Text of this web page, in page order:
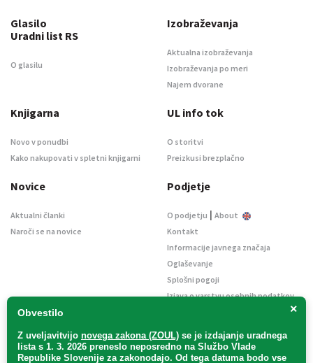
×
Obvestilo
Z uveljavitvijo novega zakona (ZOUL) se je izdajanje uradnega
lista s 1. 3. 2026 preneslo neposredno na Službo Vlade
Republike Slovenije za zakonodajo. Od tega datuma bodo vse
Glasilo
Uradni list RS
O glasilu
Izobraževanja
Aktualna izobraževanja
Izobraževanja po meri
Najem dvorane
Knjigarna
Novo v ponudbi
Kako nakupovati v spletni knjigarni
UL info tok
O storitvi
Preizkusi brezplačno
Novice
Aktualni članki
Naroči se na novice
Podjetje
O podjetju | About
Kontakt
Informacije javnega značaja
Oglaševanje
Splošni pogoji
Izjava o varstvu osebnih podatkov